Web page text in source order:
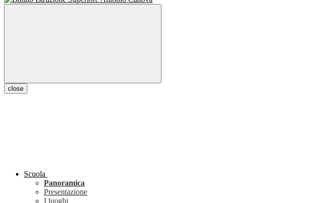
close
Scuola
Panoramica
Presentazione
I luoghi